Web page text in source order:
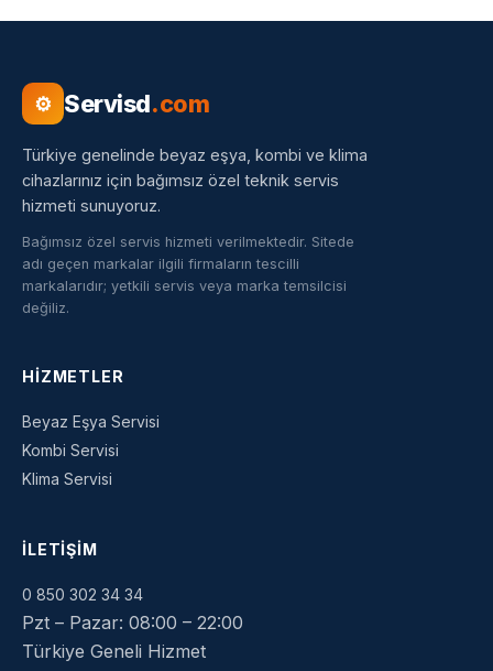
⚙ Servisd.com
Türkiye genelinde beyaz eşya, kombi ve klima
cihazlarınız için bağımsız özel teknik servis
hizmeti sunuyoruz.
Bağımsız özel servis hizmeti verilmektedir. Sitede
adı geçen markalar ilgili firmaların tescilli
markalarıdır; yetkili servis veya marka temsilcisi
değiliz.
HIZMETLER
Beyaz Eşya Servisi
Kombi Servisi
Klima Servisi
İLETIŞIM
0 850 302 34 34
Pzt – Pazar: 08:00 – 22:00
Türkiye Geneli Hizmet